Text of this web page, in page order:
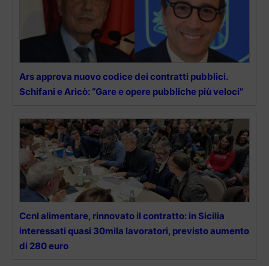
Ars approva nuovo codice dei contratti pubblici.
Schifani e Aricò: “Gare e opere pubbliche più veloci”
Ccnl alimentare, rinnovato il contratto: in Sicilia
interessati quasi 30mila lavoratori, previsto aumento
di 280 euro